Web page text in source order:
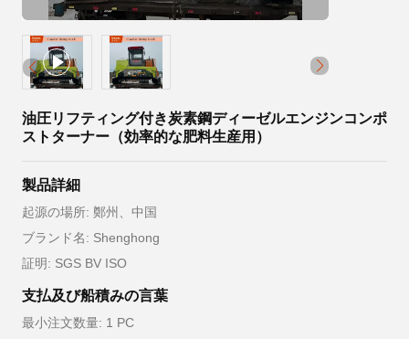
油圧リフティング付き炭素鋼ディーゼルエンジンコンポ
ストターナー（効率的な肥料生産用）
製品詳細
起源の場所: 鄭州、中国
ブランド名: Shenghong
証明: SGS BV ISO
支払及び船積みの言葉
最小注文数量: 1 PC